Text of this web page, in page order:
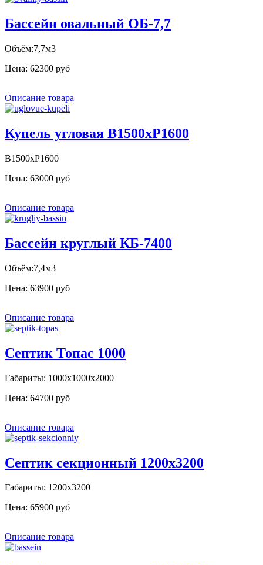
Бассейн овальный ОБ-7,7
Объём:7,7м3
Цена: 62300 руб
Описание товара
Купель угловая В1500хР1600
В1500хР1600
Цена: 63000 руб
Описание товара
Бассейн круглый КБ-7400
Объём:7,4м3
Цена: 63900 руб
Описание товара
Септик Топас 1000
Габариты: 1000х1000х2000
Цена: 64700 руб
Описание товара
Септик секционный 1200х3200
Габариты: 1200х3200
Цена: 65900 руб
Описание товара